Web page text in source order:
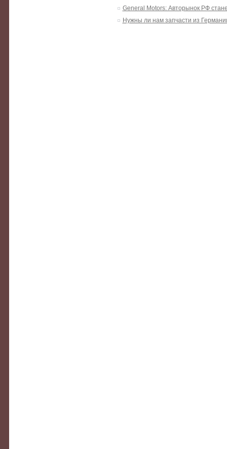
General Motors: Авторынок РФ
Нужны ли нам запчасти из